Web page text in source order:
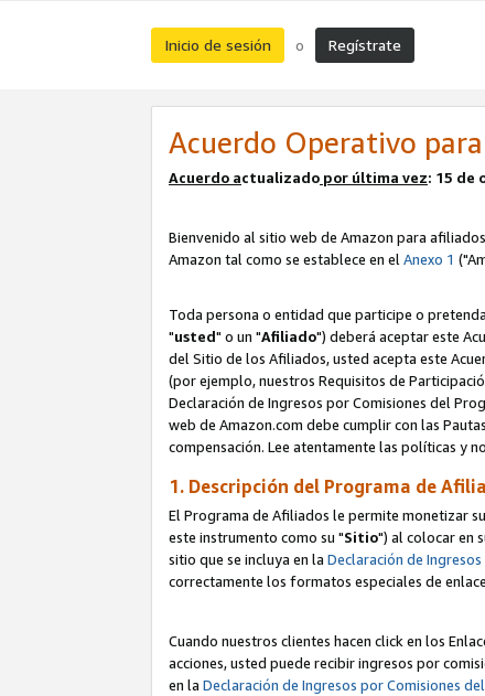
Inicio de sesión o Regístrate
Acuerdo Operativo
Acuerdo actualizado por última vez: 15 de
Bienvenido al sitio web de Amazon para
Amazon tal como se establece en elAnexo 1
Toda persona o entidad que participe o
"usted" o un "Afiliado") deberá aceptar este
del Sitio de los Afiliados, usted acepta este
(por ejemplo, nuestros Requisitos de
Declaración de Ingresos por Comisiones del
web de Amazon.com debe cumplir con las
compensación. Lee atentamente las políticas y
1. Descripción del Programa de
El Programa de Afiliados le permite monetizar
este instrumento como su "Sitio") al colocar en
sitio que se incluya en la Declaración de
correctamente los formatos especiales de
Cuando nuestros clientes hacen click en los
acciones, usted puede recibir ingresos por
en la Declaración de Ingresos por Comisiones